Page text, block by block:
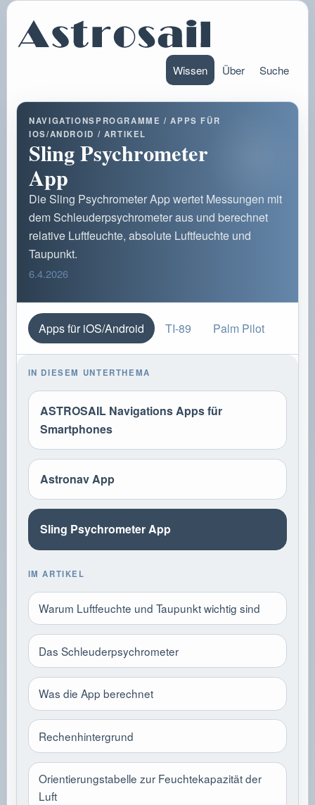
Wissen Über Suche
NAVIGATIONSPROGRAMME / APPS FÜR
IOS/ANDROID / ARTIKEL
Sling Psychrometer
App
Die Sling Psychrometer App wertet Messungen mit
dem Schleuderpsychrometer aus und berechnet
relative Luftfeuchte, absolute Luftfeuchte und
Taupunkt.
6.4.2026
Apps für iOS/Android TI-89 Palm Pilot
IN DIESEM UNTERTHEMA
ASTROSAIL Navigations Apps für
Smartphones
Astronav App
Sling Psychrometer App
IM ARTIKEL
Warum Luftfeuchte und Taupunkt wichtig sind
Das Schleuderpsychrometer
Was die App berechnet
Rechenhintergrund
Orientierungstabelle zur Feuchtekapazität der
Luft